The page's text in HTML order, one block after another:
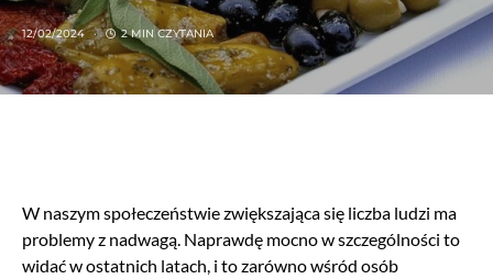
12/02/2024 2 MIN CZYTANIA
W naszym społeczeństwie zwiększająca się liczba ludzi ma
problemy z nadwagą. Naprawdę mocno w szczególności to
widać w ostatnich latach, i to zarówno wśród osób